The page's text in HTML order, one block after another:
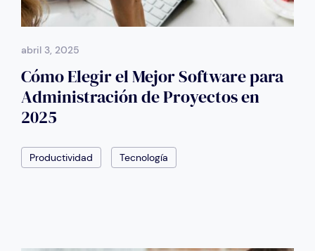
abril 3, 2025
Cómo Elegir el Mejor Software para
Administración de Proyectos en
2025
Productividad Tecnología